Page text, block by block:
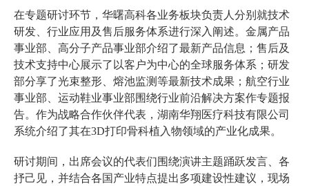
在专题研讨环节，华曙高科各业务板块负责人分别就技术
研发、行业应用及售后服务体系进行深入阐述。金属产品
事业部、高分子产品事业部介绍了最新产品信息；售后及
技术支持中心展示了以客户为中心的全球服务体系；研发
部分享了光束整形、熔池监测等最新技术成果；航空行业
事业部、运动鞋业事业部围绕行业前沿解决方案作专题报
告。作为战略合作伙伴代表，湖南华翔医疗科技有限公司
系统介绍了其在3D打印骨科植入物领域的产业化成果。
研讨期间，出席会议的代表们围绕演讲主题踊跃发言、各
抒己见，并结合各国产业特点提出多项建设性建议，现场